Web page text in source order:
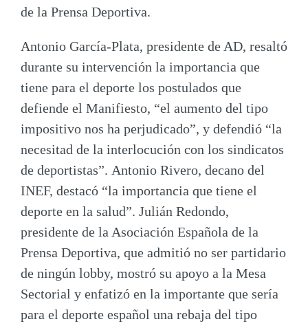
de la Prensa Deportiva.
Antonio García-Plata, presidente de AD, resaltó
durante su intervención la importancia que
tiene para el deporte los postulados que
defiende el Manifiesto, “el aumento del tipo
impositivo nos ha perjudicado”, y defendió “la
necesitad de la interlocución con los sindicatos
de deportistas”. Antonio Rivero, decano del
INEF, destacó “la importancia que tiene el
deporte en la salud”. Julián Redondo,
presidente de la Asociación Española de la
Prensa Deportiva, que admitió no ser partidario
de ningún lobby, mostró su apoyo a la Mesa
Sectorial y enfatizó en la importante que sería
para el deporte español una rebaja del tipo